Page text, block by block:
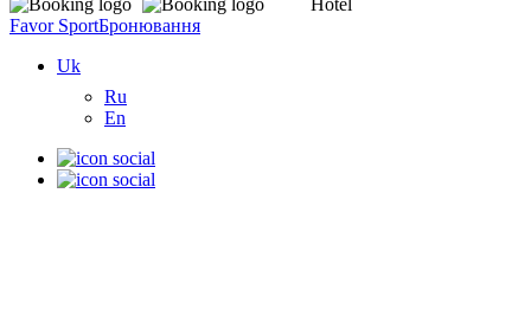
Favor SportБронювання
Uk
Ru
En